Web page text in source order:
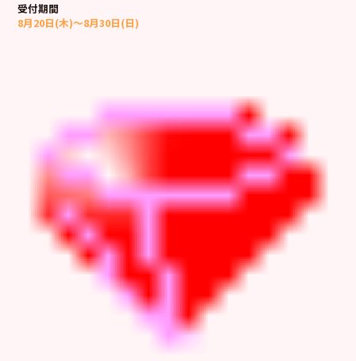
受付期間
8月20日(木)～8月30日(日)